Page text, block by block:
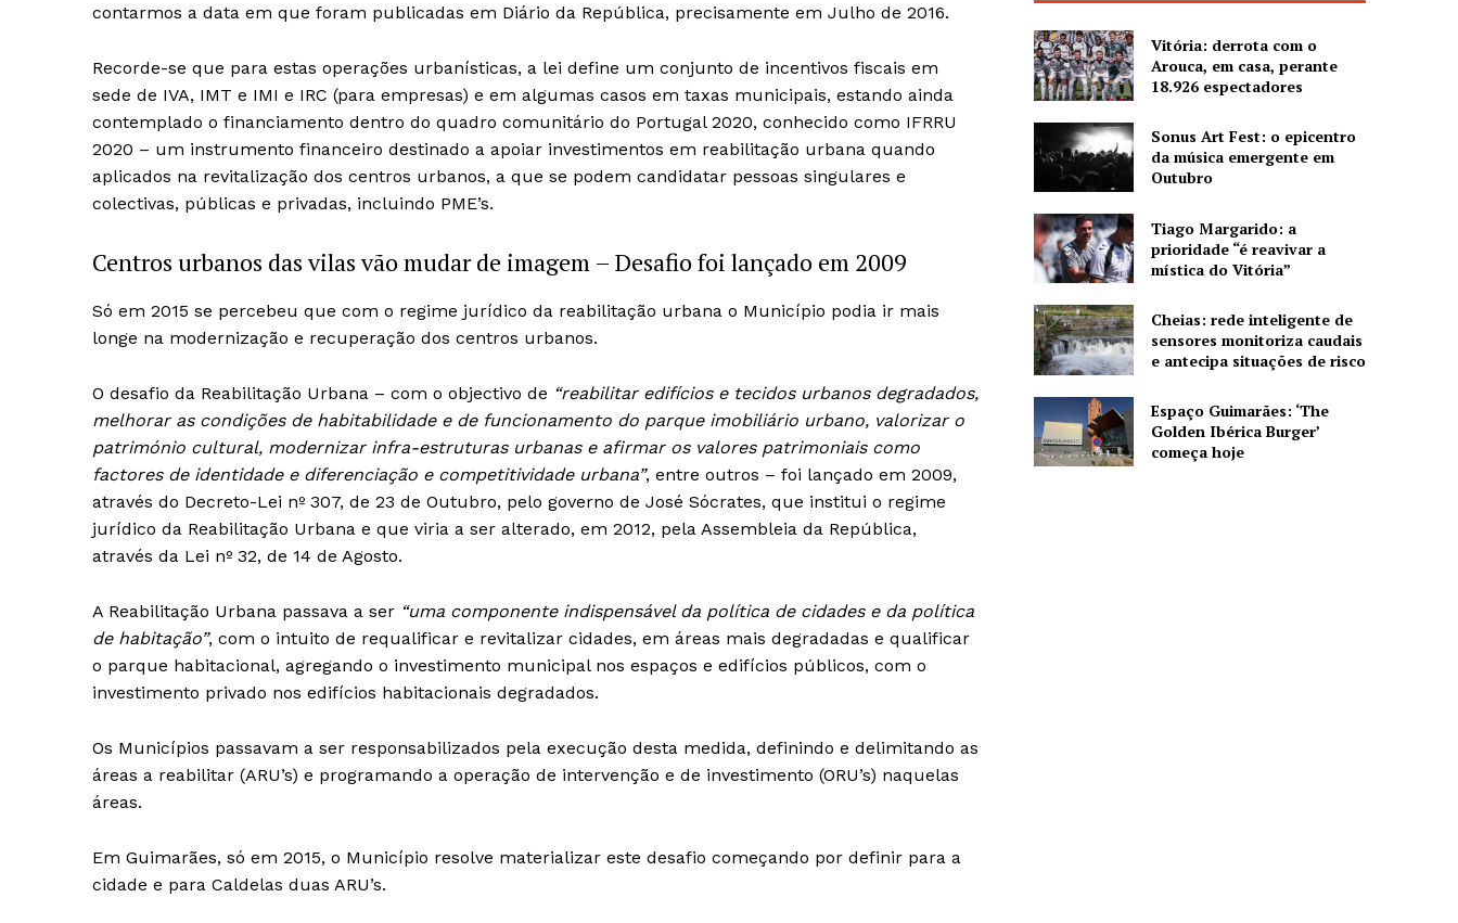
Guimarães, agora!
Institucional
Edição Digital
Europa
Grande Entrevista
Publicidade
contarmos a data em que foram publicadas em Diário da República, precisamente em Julho de 2016.
Recorde-se que para estas operações urbanísticas, a lei define um conjunto de incentivos fiscais em
sede de IVA, IMT e IMI e IRC (para empresas) e em algumas casos em taxas municipais, estando ainda
contemplado o financiamento dentro do quadro comunitário do Portugal 2020, conhecido como IFRRU
2020 – um instrumento financeiro destinado a apoiar investimentos em reabilitação urbana quando
aplicados na revitalização dos centros urbanos, a que se podem candidatar pessoas singulares e
colectivas, públicas e privadas, incluindo PME’s.
Centros urbanos das vilas vão mudar de imagem – Desafio foi lançado em 2009
Só em 2015 se percebeu que com o regime jurídico da reabilitação urbana o Município podia ir mais
longe na modernização e recuperação dos centros urbanos.
O desafio da Reabilitação Urbana – com o objectivo de “reabilitar edifícios e tecidos urbanos degradados,
melhorar as condições de habitabilidade e de funcionamento do parque imobiliário urbano, valorizar o
património cultural, modernizar infra-estruturas urbanas e afirmar os valores patrimoniais como
factores de identidade e diferenciação e competitividade urbana”, entre outros – foi lançado em 2009,
através do Decreto-Lei nº 307, de 23 de Outubro, pelo governo de José Sócrates, que institui o regime
jurídico da Reabilitação Urbana e que viria a ser alterado, em 2012, pela Assembleia da República,
através da Lei nº 32, de 14 de Agosto.
A Reabilitação Urbana passava a ser “uma componente indispensável da política de cidades e da política
de habitação”, com o intuito de requalificar e revitalizar cidades, em áreas mais degradadas e qualificar
o parque habitacional, agregando o investimento municipal nos espaços e edifícios públicos, com o
investimento privado nos edifícios habitacionais degradados.
Os Municípios passavam a ser responsabilizados pela execução desta medida, definindo e delimitando as
áreas a reabilitar (ARU’s) e programando a operação de intervenção e de investimento (ORU’s) naquelas
áreas.
Em Guimarães, só em 2015, o Município resolve materializar este desafio começando por definir para a
cidade e para Caldelas duas ARU’s.
Vitória: derrota com o
Arouca, em casa, perante
18.926 espectadores
Sonus Art Fest: o epicentro
da música emergente em
Outubro
Tiago Margarido: a
prioridade “é reavivar a
mística do Vitória”
Cheias: rede inteligente de
sensores monitoriza caudais
e antecipa situações de risco
Espaço Guimarães: ‘The
Golden Ibérica Burger’
começa hoje